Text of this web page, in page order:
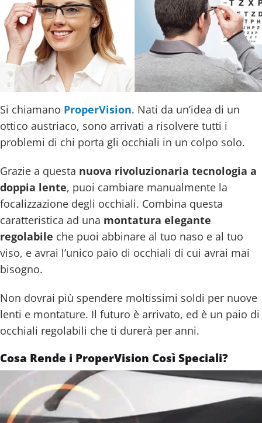
Si chiamano ProperVision. Nati da un’idea di un
ottico austriaco, sono arrivati a risolvere tutti i
problemi di chi porta gli occhiali in un colpo solo.
Grazie a questa nuova rivoluzionaria tecnologia a
doppia lente, puoi cambiare manualmente la
focalizzazione degli occhiali. Combina questa
caratteristica ad una montatura elegante
regolabile che puoi abbinare al tuo naso e al tuo
viso, e avrai l’unico paio di occhiali di cui avrai mai
bisogno.
Non dovrai più spendere moltissimi soldi per nuove
lenti e montature. Il futuro è arrivato, ed è un paio di
occhiali regolabili che ti durerà per anni.
Cosa Rende i ProperVision Così Speciali?